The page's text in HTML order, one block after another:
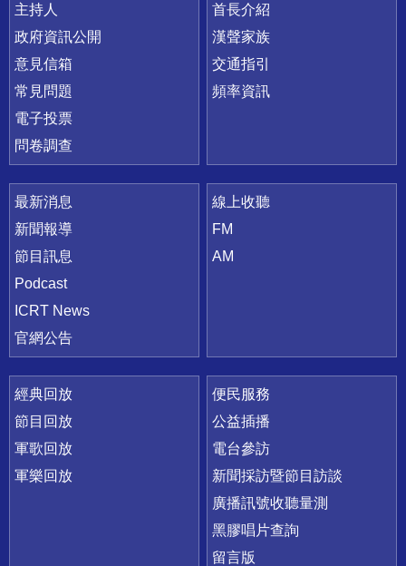
主持人
政府資訊公開
意見信箱
常見問題
電子投票
問卷調查
首長介紹
漢聲家族
交通指引
頻率資訊
最新消息
新聞報導
節目訊息
Podcast
ICRT News
官網公告
線上收聽
FM
AM
經典回放
節目回放
軍歌回放
軍樂回放
便民服務
公益插播
電台參訪
新聞採訪暨節目訪談
廣播訊號收聽量測
黑膠唱片查詢
留言版